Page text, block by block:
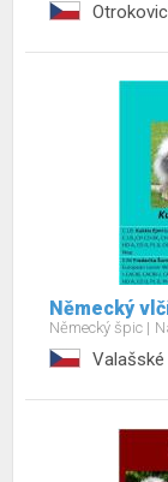
Německý
Německý špic